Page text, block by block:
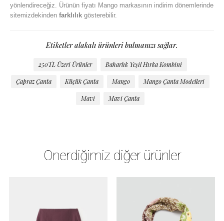
yönlendireceğiz. Ürünün fiyatı Mango markasının indirim dönemlerinde
sitemizdekinden farklılıkgösterebilir.
Etiketler alakalı ürünleri bulmanızı sağlar.
250TL Üzeri Ürünler Baharlık Yeşil Hırka Kombini
Çapraz Çanta Küçük Çanta Mango Mango Çanta Modelleri
Mavi Mavi Çanta
Önerdiğimiz diğer ürünler